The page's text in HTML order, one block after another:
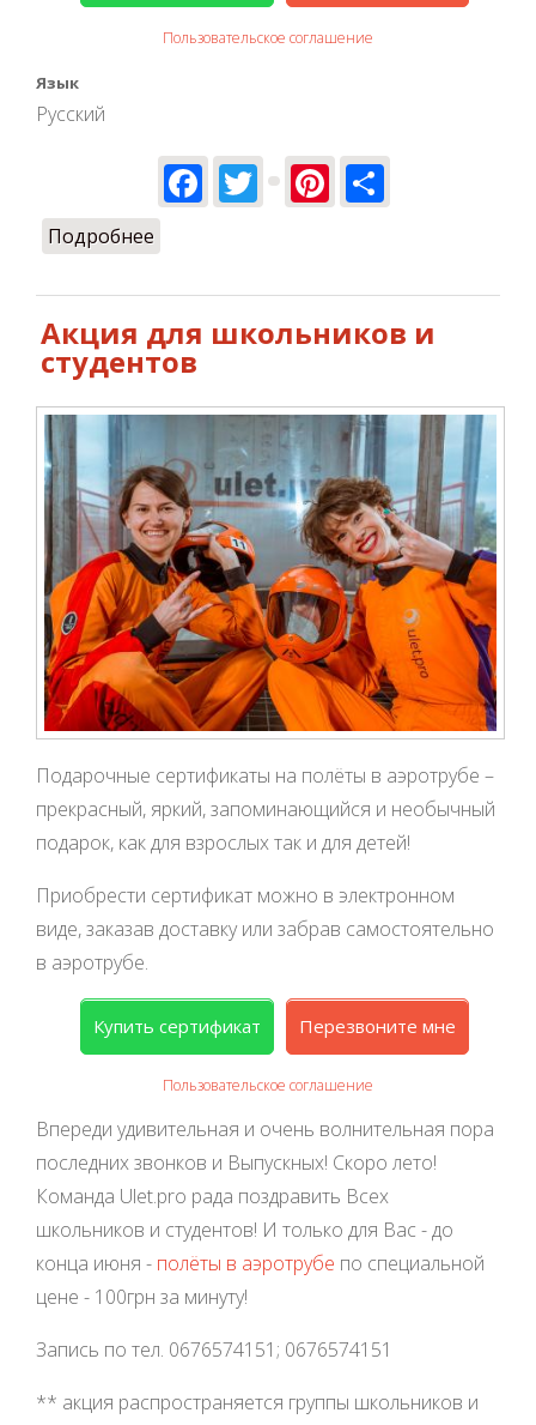
Пользовательское соглашение
Язык
Русский
Facebook
TwitterPinterest
Подробнее
Акция для школьников и
студентов
Подарочные сертификаты на полёты в аэротрубе –
прекрасный, яркий, запоминающийся и необычный
подарок, как для взрослых так и для детей!
Приобрести сертификат можно в электронном
виде, заказав доставку или забрав самостоятельно
в аэротрубе.
Купить сертификат Перезвоните мне
Пользовательское соглашение
Впереди удивительная и очень волнительная пора
последних звонков и Выпускных! Скоро лето!
Команда Ulet.pro рада поздравить Всех
школьников и студентов! И только для Вас - до
конца июня - полёты в аэротрубе по специальной
цене - 100грн за минуту!
Запись по тел. 0676574151; 0676574151
** акция распространяется группы школьников и